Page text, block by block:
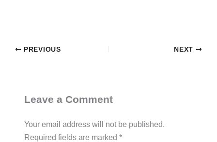
PREVIOUS NEXT
Leave a Comment
Your email address will not be published.
Required fields are marked *